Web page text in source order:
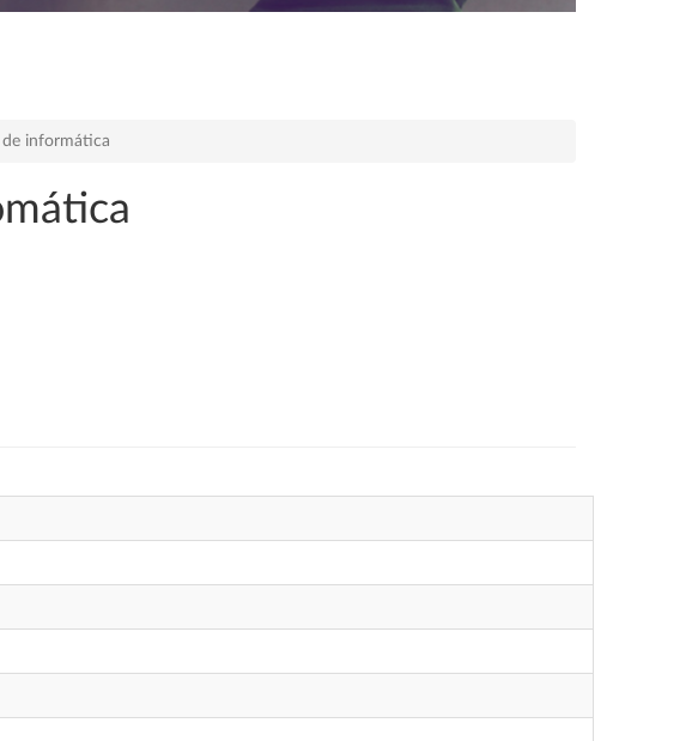
de informática